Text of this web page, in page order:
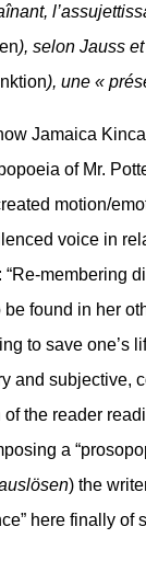
), selon Jauss
), une «
Jamaica
of Mr.
motion/
voice in
membering
found in her
to save one’s
and subjective,
the reader
a
) the
here finally of